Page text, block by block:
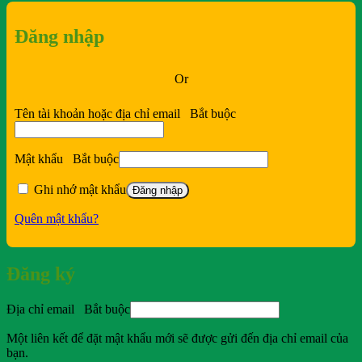
Đăng nhập
Or
Tên tài khoản hoặc địa chỉ email Bắt buộc
Mật khẩu Bắt buộc
Ghi nhớ mật khẩu Đăng nhập
Quên mật khẩu?
Đăng ký
Địa chỉ email Bắt buộc
Một liên kết để đặt mật khẩu mới sẽ được gửi đến địa chỉ email của
bạn.